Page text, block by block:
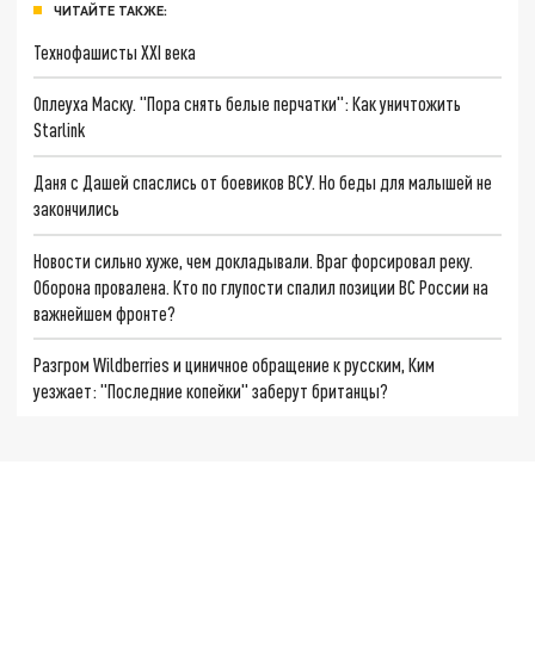
ЧИТАЙТЕ ТАКЖЕ:
Технофашисты XXI века
Оплеуха Маску. "Пора снять белые перчатки": Как уничтожить
Starlink
Даня с Дашей спаслись от боевиков ВСУ. Но беды для малышей не
закончились
Новости сильно хуже, чем докладывали. Враг форсировал реку.
Оборона провалена. Кто по глупости спалил позиции ВС России на
важнейшем фронте?
Разгром Wildberries и циничное обращение к русским, Ким
уезжает: "Последние копейки" заберут британцы?